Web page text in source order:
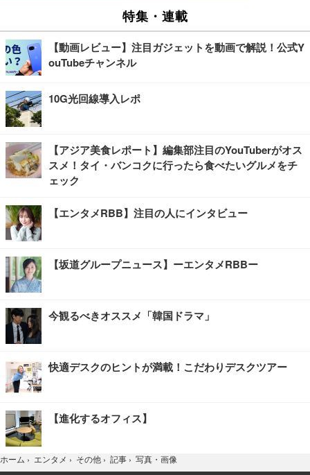
特集・連載
【動画レビュー】注目ガジェットを動画で解説！公式Y
ouTubeチャンネル
10G光回線導入レポ
【アジア美食レポート】編集部注目のYouTuberがオス
スメ！タイ・バンコクに行ったら食べたいグルメをチ
ェック
【エンタメRBB】注目の人にインタビュー
【坂道グループニュース】ーエンタメRBBー
今観るべきオススメ「韓国ドラマ」
快適デスクのヒントが満載！こだわりデスクツアー
【進化するオフィス】
ホーム › エンタメ › その他 › 記事 › 写真・画像